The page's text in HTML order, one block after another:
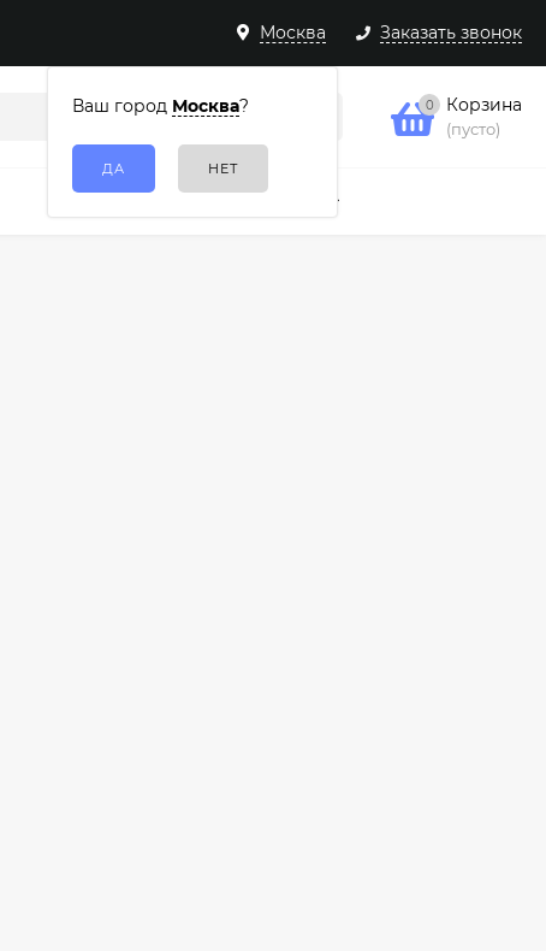
Москва
Ваш город Москва?
Заказать звонок
0 Корзина
(пусто)